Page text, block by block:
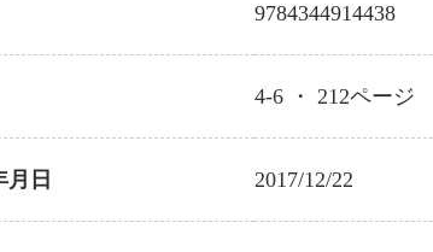
9784344914438
4-6 ・212ページ
月日 2017/12/22